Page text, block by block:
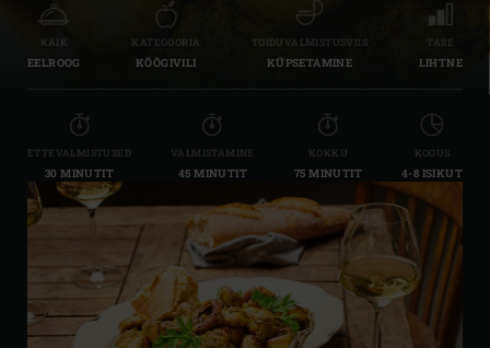
KÄIK
EELROOG
KATEGOORIA
KÖÖGIVILI
TOIDUVALMISTUSVIIS
KÜPSETAMINE
TASE
LIHTNE
ETTEVALMISTUSED
30 MINUTIT
VALMISTAMINE
45 MINUTIT
KOKKU
75 MINUTIT
KOGUS
4-8 ISIKUT